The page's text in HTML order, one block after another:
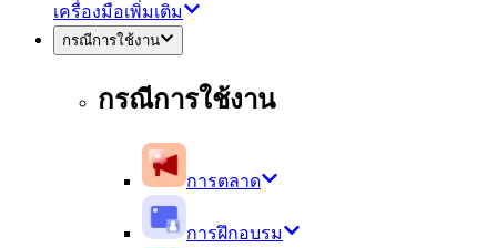
เครื่องมือเพิ่มเติม
กรณีการใช้งาน
กรณีการใช้งาน
การตลาด
การฝึกอบรม